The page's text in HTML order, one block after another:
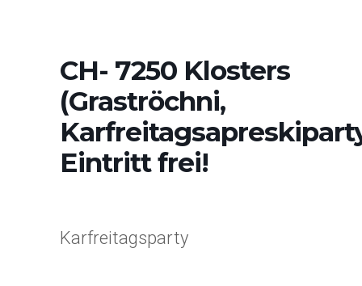
CH- 7250 Klosters
(Graströchni,
Eintritt frei!
Karfreitagsparty